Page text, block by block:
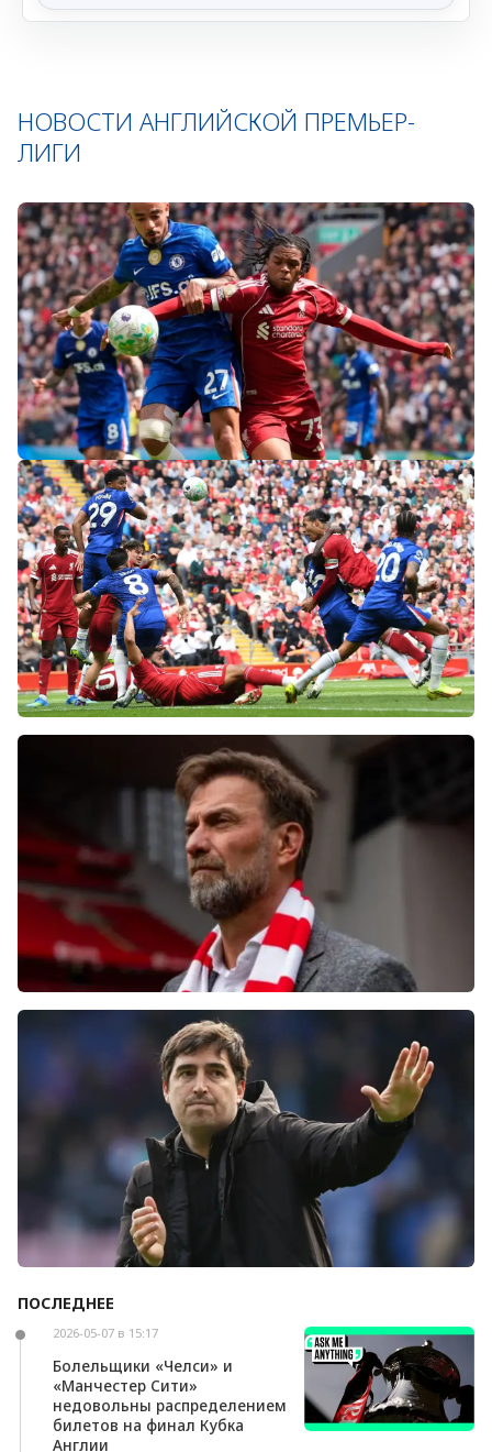
НОВОСТИ АНГЛИЙСКОЙ ПРЕМЬЕР-
ЛИГИ
«Слот не тот человек»: болельщики
«Ливерпуля» и «Челси» разнесли тренеров
после ничьей на «Энфилде»
Фанаты «Ливерпуля» шокированы
неспособностью команды обыграть нынешний
Болельщики «Ливерпуля» освистали команду
после ничьей с «Челси»
Андони Ираола может возглавить «Кристал
ПОСЛЕДНЕЕ
2026-05-07 в 15:17
Болельщики «Челси» и
«Манчестер Сити»
недовольны распределением
билетов на финал Кубка
Англии